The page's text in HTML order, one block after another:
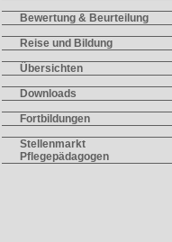
Bewertung & Beurteilung
Reise und Bildung
Übersichten
Downloads
Fortbildungen
Stellenmarkt
Pflegepädagogen